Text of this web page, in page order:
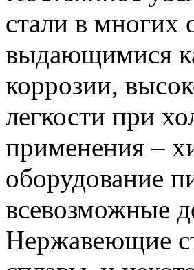
стали в многих
выдающимися
коррозии,
легкости при
применения –
оборудование
всевозможные
Нержавеющие